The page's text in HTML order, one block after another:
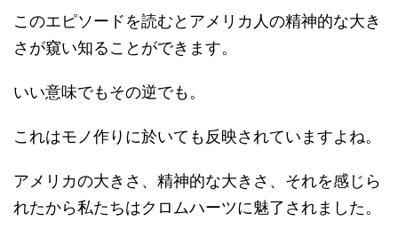
このエピソードを読むとアメリカ人の精神的な大き
さが窺い知ることができます。
いい意味でもその逆でも。
これはモノ作りに於いても反映されていますよね。
アメリカの大きさ、精神的な大きさ、それを感じら
れたから私たちはクロムハーツに魅了されました。